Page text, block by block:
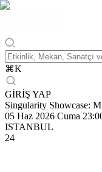
⌘K
GİRİŞ YAP
Singularity Showcase:
05 Haz 2026 Cuma
ISTANBUL
24